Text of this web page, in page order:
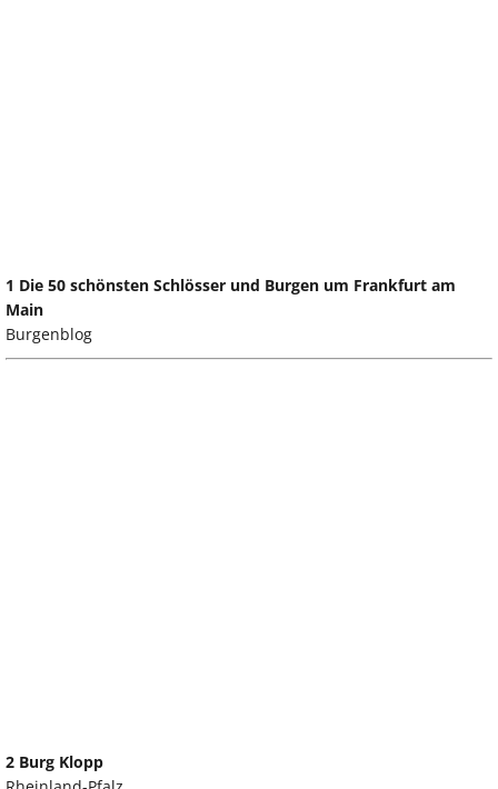
1 Die 50 schönsten Schlösser und Burgen um Frankfurt am
Main
Burgenblog
2 Burg Klopp